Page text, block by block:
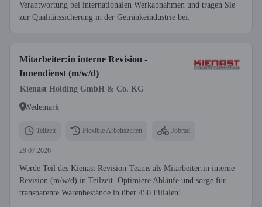
Verantwortung bei internationalen Werkabnahmen und tragen Sie
zur Qualitätssicherung in der Getränkeindustrie bei.
Mitarbeiter:in interne Revision -
Innendienst (m/w/d)
Kienast Holding GmbH & Co. KG
Wedemark
Teilzeit Flexible Arbeitszeiten Jobrad
29.07.2026
Werde Teil des Kienast Revision-Teams als Mitarbeiter:in interne
Revision (m/w/d) in Teilzeit. Optimiere Abläufe und sorge für
transparente Warenbestände in über 450 Filialen!